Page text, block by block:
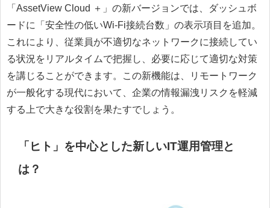
「AssetView Cloud ＋」の新バージョンでは、ダッシュボ
ードに「安全性の低いWi-Fi接続台数」の表示項目を追加。
これにより、従業員が不適切なネットワークに接続してい
る状況をリアルタイムで把握し、必要に応じて適切な対策
を講じることができます。この新機能は、リモートワーク
が一般化する現代において、企業の情報漏洩リスクを軽減
する上で大きな役割を果たすでしょう。
「ヒト」を中心とした新しいIT運用管理と
は？